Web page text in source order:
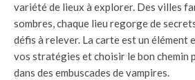
variété de lieux à explorer. Des villes
sombres, chaque lieu regorge de
défis à relever. La carte est un élément
vos stratégies et choisir le bon chemin
dans des embuscades de vampires.